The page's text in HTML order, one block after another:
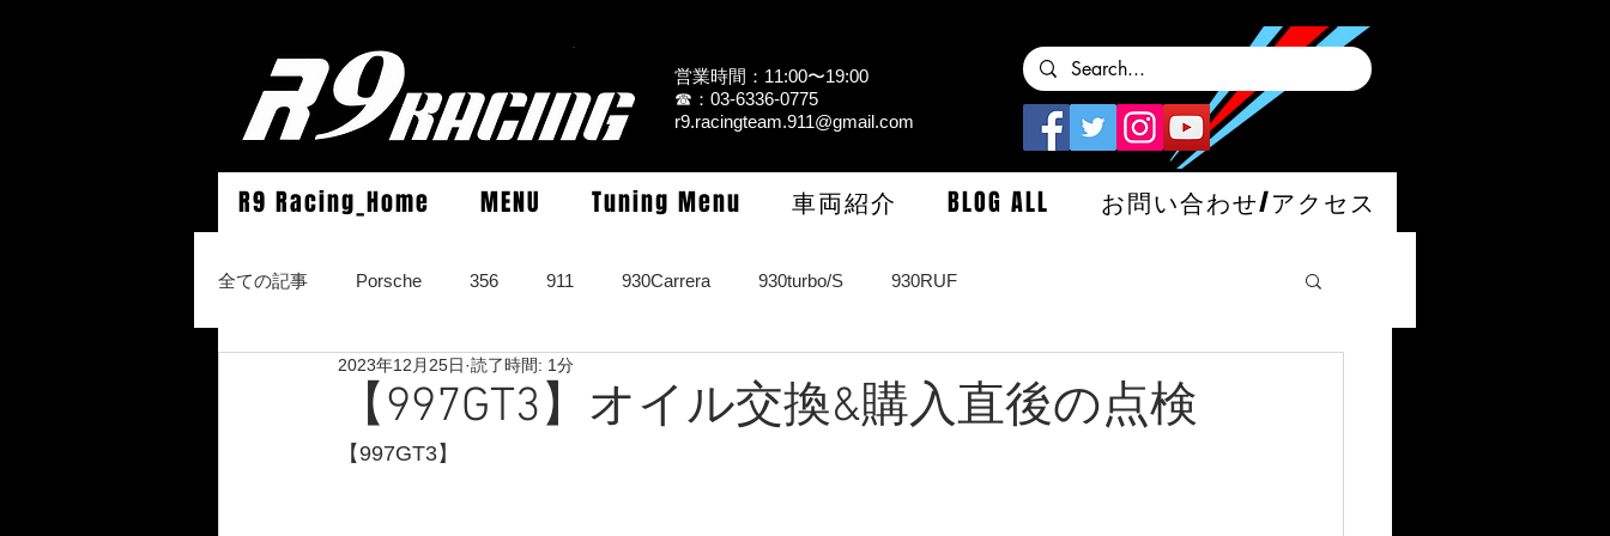
営業時間：11:00〜19:00
☎：03-6336-0775
r9.racingteam.911@gmail.com
R9 Racing_Home MENU Tuning Menu 車両紹介 BLOG ALL お問い合わせ/アクセス
全ての記事 Porsche 356 911 930Carrera 930turbo/S 930RUF
964Carrera2/Werks turbo look/4/RS 993Carrera2/4/S 993turbo/s
【997GT3】オイル交換&購入直後の点検
2023年12月25日 読了時間: 1分
【997GT3】